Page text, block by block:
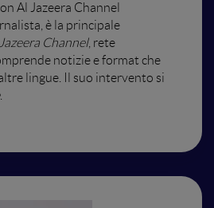
Al Jazeera Channel
è la principale
Channel, rete
notizie e format che
lingue. Il suo intervento si
.